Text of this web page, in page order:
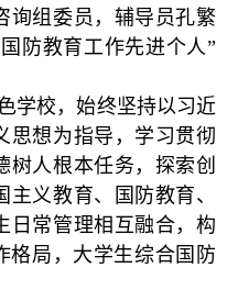
询组委员，辅导员孔繁
防教育工作先进个人”
学校，始终坚持以习近
思想为指导，学习贯彻
树人根本任务，探索创
义教育、国防教育、
日常管理相互融合，构
格局，大学生综合国防